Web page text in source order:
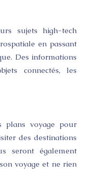
sujets high-tech
en passant
Des informations
connectés, les
plans voyage pour
des destinations
seront également
voyage et ne rien